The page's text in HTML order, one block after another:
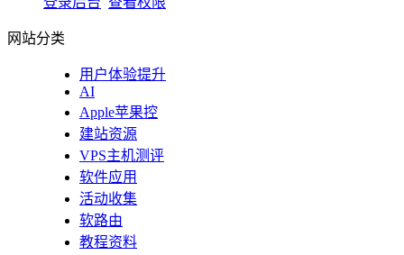
网站分类
用户体验提升
AI
Apple苹果控
建站资源
VPS主机测评
软件应用
活动收集
软路由
教程资料